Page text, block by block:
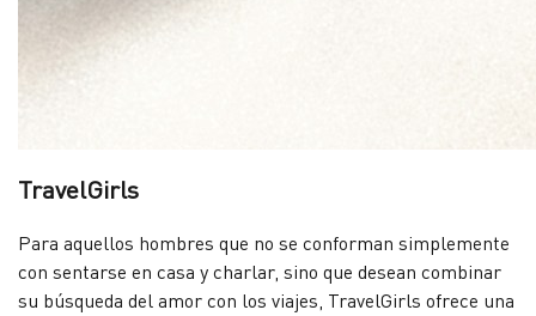
TravelGirls
Para aquellos hombres que no se conforman simplemente
con sentarse en casa y charlar, sino que desean combinar
su búsqueda del amor con los viajes, TravelGirls ofrece una